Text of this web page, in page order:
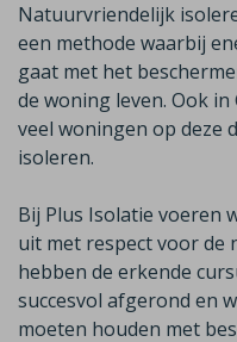
Natuurvriendelijk
een methode waarbij
gaat met het
de woning leven. Ook in
veel woningen op deze
isoleren.
Bij Plus Isolatie voeren
uit met respect voor de
hebben de erkende
succesvol afgerond en
moeten houden met